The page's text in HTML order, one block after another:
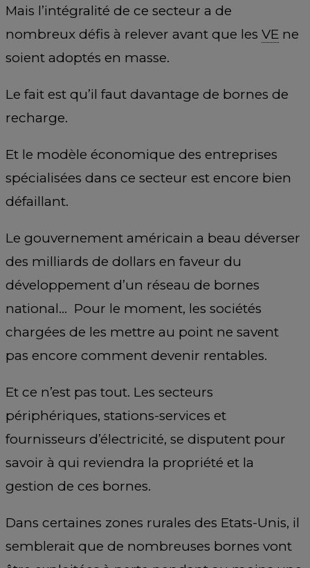
Mais l’intégralité de ce secteur a de
nombreux défis à relever avant que les VE ne
soient adoptés en masse.
Le fait est qu’il faut davantage de bornes de
recharge.
Et le modèle économique des entreprises
spécialisées dans ce secteur est encore bien
défaillant.
Le gouvernement américain a beau déverser
des milliards de dollars en faveur du
développement d’un réseau de bornes
national… Pour le moment, les sociétés
chargées de les mettre au point ne savent
pas encore comment devenir rentables.
Et ce n’est pas tout. Les secteurs
périphériques, stations-services et
fournisseurs d’électricité, se disputent pour
savoir à qui reviendra la propriété et la
gestion de ces bornes.
Dans certaines zones rurales des Etats-Unis, il
semblerait que de nombreuses bornes vont